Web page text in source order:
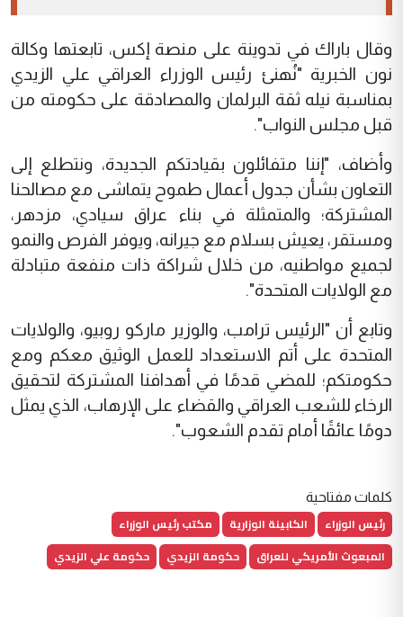
وقال باراك في تدوينة على منصة إكس، تابعتها وكالة
نون الخبرية "نُهنئ رئيس الوزراء العراقي علي الزيدي
بمناسبة نيله ثقة البرلمان والمصادقة على حكومته من
قبل مجلس النواب".
وأضاف، "إننا متفائلون بقيادتكم الجديدة، ونتطلع إلى
التعاون بشأن جدول أعمال طموح يتماشى مع مصالحنا
المشتركة؛ والمتمثلة في بناء عراق سيادي، مزدهر،
ومستقر، يعيش بسلام مع جيرانه، ويوفر الفرص والنمو
لجميع مواطنيه، من خلال شراكة ذات منفعة متبادلة
مع الولايات المتحدة".
وتابع أن "الرئيس ترامب، والوزير ماركو روبيو، والولايات
المتحدة على أتم الاستعداد للعمل الوثيق معكم ومع
حكومتكم؛ للمضي قدمًا في أهدافنا المشتركة لتحقيق
الرخاء للشعب العراقي والقضاء على الإرهاب، الذي يمثل
دومًا عائقًا أمام تقدم الشعوب".
كلمات مفتاحية
رئيس الوزراء الكابينة الوزارية
مكتب رئيس الوزراء
المبعوث الأمريكي للعراق
حكومة الزيدي حكومة علي الزيدي